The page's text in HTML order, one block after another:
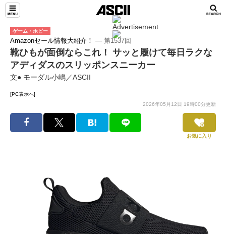
ゲーム・ホビー
Amazonセール情報大紹介！ ― 第1537回
靴ひもが面倒ならこれ！ サッと履けて毎日ラクな
アディダスのスリッポンスニーカー
文● モーダル小嶋／ASCII
[PC表示へ]
2026年05月12日 19時00分更新
お気に入り